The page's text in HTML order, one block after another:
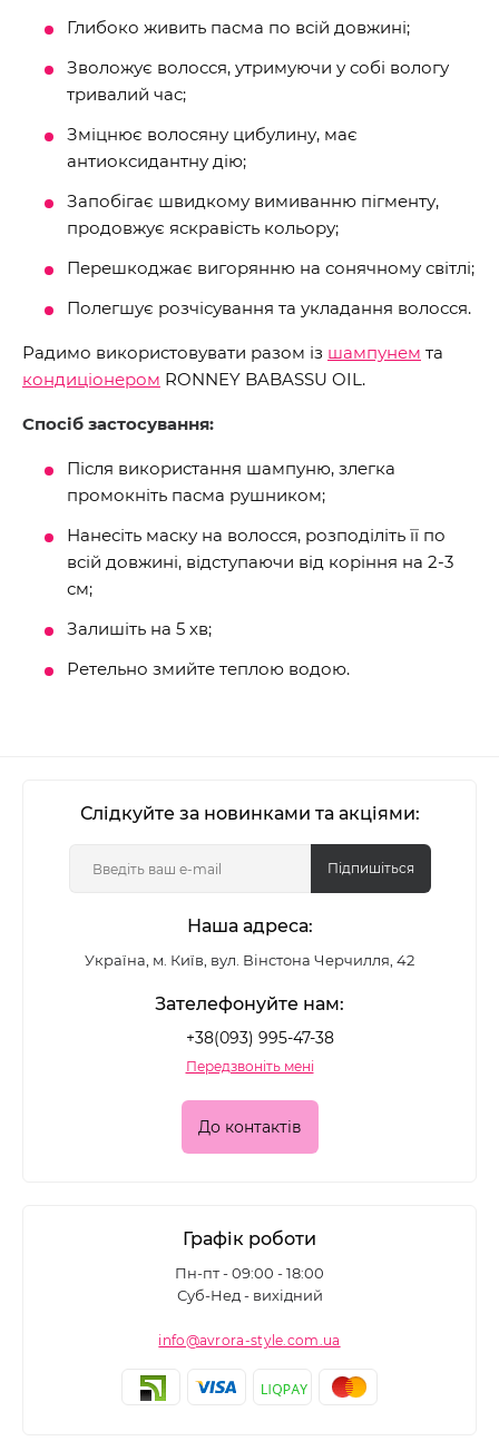
Глибоко живить пасма по всій довжині;
Зволожує волосся, утримуючи у собі вологу
тривалий час;
Зміцнює волосяну цибулину, має
антиоксидантну дію;
Запобігає швидкому вимиванню пігменту,
продовжує яскравість кольору;
Перешкоджає вигорянню на сонячному світлі;
Полегшує розчісування та укладання волосся.
Радимо використовувати разом із шампунем та
кондиціонером RONNEY BABASSU OIL.
Спосіб застосування:
Після використання шампуню, злегка
промокніть пасма рушником;
Нанесіть маску на волосся, розподіліть її по
всій довжині, відступаючи від коріння на 2-3
см;
Залишіть на 5 хв;
Ретельно змийте теплою водою.
Слідкуйте за новинками та акціями:
Підпишіться
Наша адреса:
Україна, м. Київ, вул. Вінстона Черчилля, 42
Зателефонуйте нам:
+38(093) 995-47-38
Передзвоніть мені
До контактів
Графік роботи
Пн-пт - 09:00 - 18:00
Суб-Нед - вихідний
info@avrora-style.com.ua